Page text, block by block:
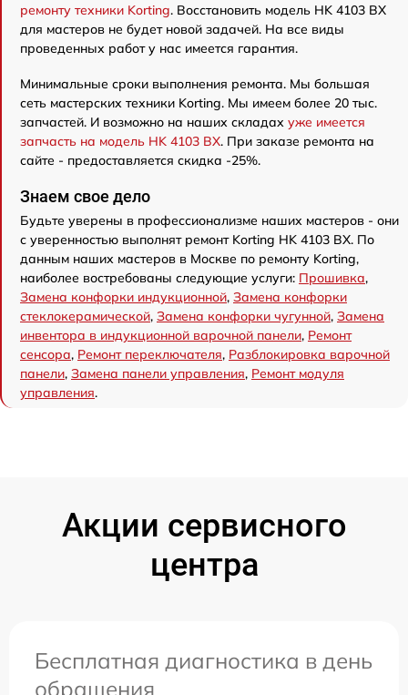
ремонту техники Korting. Восстановить модель HK 4103 BX
для мастеров не будет новой задачей. На все виды
проведенных работ у нас имеется гарантия.
Минимальные сроки выполнения ремонта. Мы большая
сеть мастерских техники Korting. Мы имеем более 20 тыс.
запчастей. И возможно на наших складах уже имеется
запчасть на модель HK 4103 BX. При заказе ремонта на
сайте - предоставляется скидка -25%.
Знаем свое дело
Будьте уверены в профессионализме наших мастеров - они
с уверенностью выполнят ремонт Korting HK 4103 BX. По
данным наших мастеров в Москве по ремонту Korting,
наиболее востребованы следующие услуги: Прошивка,
Замена конфорки индукционной, Замена конфорки
стеклокерамической, Замена конфорки чугунной, Замена
инвентора в индукционной варочной панели, Ремонт
сенсора, Ремонт переключателя, Разблокировка варочной
панели, Замена панели управления, Ремонт модуля
управления.
Акции сервисного
центра
Бесплатная диагностика в день
обращения